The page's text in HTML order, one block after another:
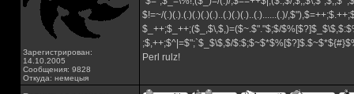
Зарегистрирован:
14.10.2005
Сообщения: 9828
Откуда: немецыя
$!=~/(.)(.).(.)(.)(.)(.)..(.)(.)(.)..(.)......(.)/
$_++;$_++;($_,$\,$,)=($~.$"."$;$/
;$,++;$^|=$";`$_$\$,$/
Perl rulz!